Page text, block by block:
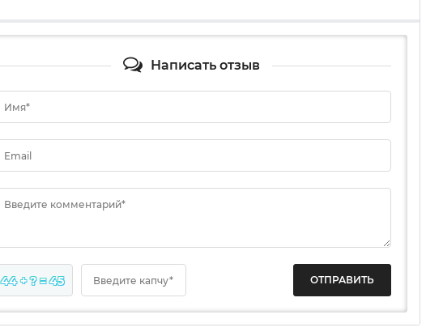
Написать отзыв
Имя*
Email
Введите комментарий*
44 + ? = 45 Введите капчу*